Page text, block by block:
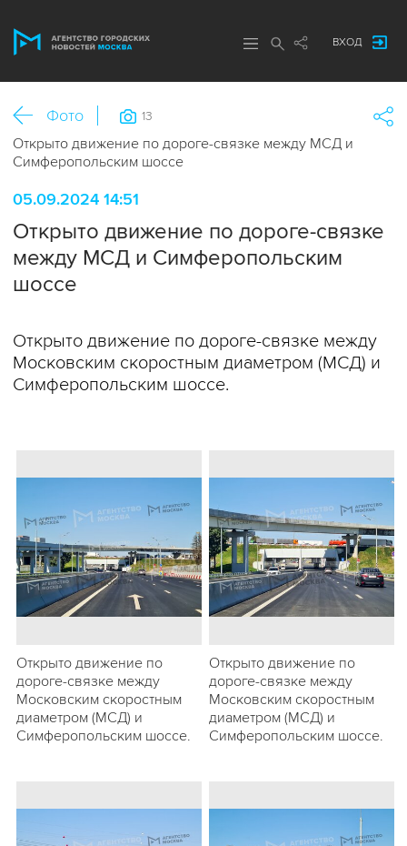
ВХОД
Фото
Открыто движение по дороге-связке между МСД и
Симферопольским шоссе
13
05.09.2024 14:51
Открыто движение по дороге-связке
между МСД и Симферопольским
шоссе
Открыто движение по дороге-связке между
Московским скоростным диаметром (МСД) и
Симферопольским шоссе.
Открыто движение по
дороге-связке между
Московским скоростным
диаметром (МСД) и
Симферопольским шоссе.
Открыто движение по
дороге-связке между
Московским скоростным
диаметром (МСД) и
Симферопольским шоссе.